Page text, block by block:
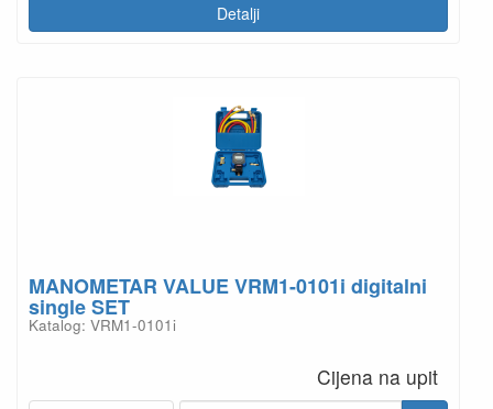
Detalji
MANOMETAR VALUE VRM1-0101i digitalni
single SET
Katalog: VRM1-0101i
Cijena na upit